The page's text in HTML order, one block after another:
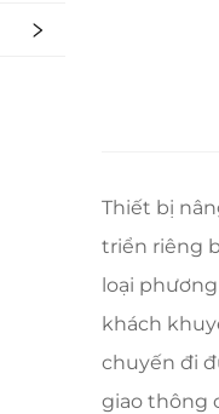
Thiết bị
triển riêng
loại
khách
chuyến đi
giao thông